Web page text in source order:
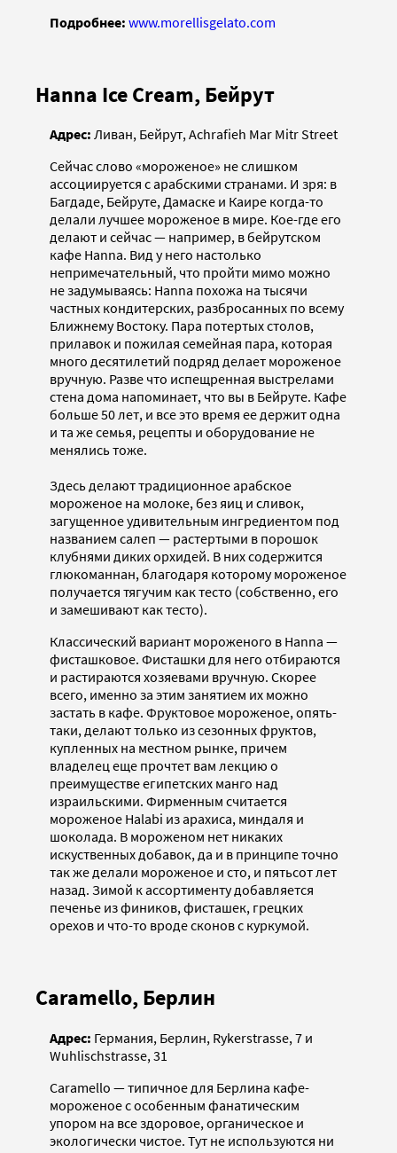
Подробнее: www.morellisgelato.com
Hanna Ice Cream, Бейрут
Адрес: Ливан, Бейрут, Achrafieh Mar Mitr Street
Сейчас слово «мороженое» не слишком
ассоциируется с арабскими странами. И зря: в
Багдаде, Бейруте, Дамаске и Каире когда-то
делали лучшее мороженое в мире. Кое-где его
делают и сейчас — например, в бейрутском
кафе Hanna. Вид у него настолько
непримечательный, что пройти мимо можно
не задумываясь: Hanna похожа на тысячи
частных кондитерских, разбросанных по всему
Ближнему Востоку. Пара потертых столов,
прилавок и пожилая семейная пара, которая
много десятилетий подряд делает мороженое
вручную. Разве что испещренная выстрелами
стена дома напоминает, что вы в Бейруте. Кафе
больше 50 лет, и все это время ее держит одна
и та же семья, рецепты и оборудование не
менялись тоже.
Здесь делают традиционное арабское
мороженое на молоке, без яиц и сливок,
загущенное удивительным ингредиентом под
названием салеп — растертыми в порошок
клубнями диких орхидей. В них содержится
глюкоманнан, благодаря которому мороженое
получается тягучим как тесто (собственно, его
и замешивают как тесто).
Классический вариант мороженого в Hanna —
фисташковое. Фисташки для него отбираются
и растираются хозяевами вручную. Скорее
всего, именно за этим занятием их можно
застать в кафе. Фруктовое мороженое, опять-
таки, делают только из сезонных фруктов,
купленных на местном рынке, причем
владелец еще прочтет вам лекцию о
преимуществе египетских манго над
израильскими. Фирменным считается
мороженое Halabi из арахиса, миндаля и
шоколада. В мороженом нет никаких
искуственных добавок, да и в принципе точно
так же делали мороженое и сто, и пятьсот лет
назад. Зимой к ассортименту добавляется
печенье из фиников, фисташек, грецких
орехов и что-то вроде сконов с куркумой.
Caramello, Берлин
Адрес: Германия, Берлин, Rykerstrasse, 7 и
Wuhlischstrasse, 31
Caramello — типичное для Берлина кафе-
мороженое с особенным фанатическим
упором на все здоровое, органическое и
экологически чистое. Тут не используются ни